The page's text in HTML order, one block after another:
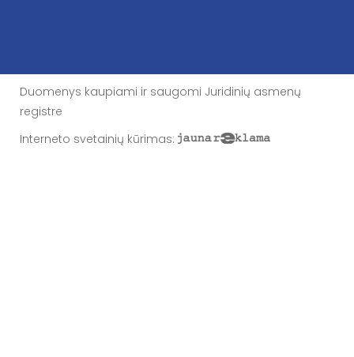
Duomenys kaupiami ir saugomi Juridinių asmenų
registre
Interneto svetainių kūrimas: